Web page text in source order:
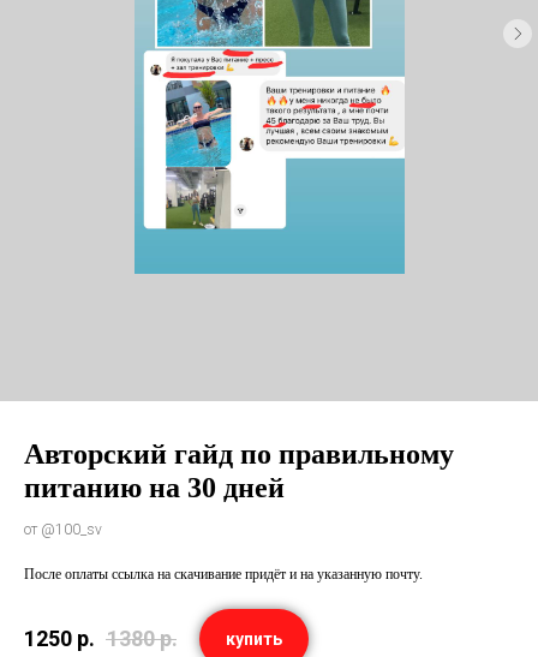
Авторский гайд по правильному
питанию на 30 дней
от @100_sv
После оплаты ссылка на скачивание придёт и на указанную почту.
1250 р. 1380р. купить